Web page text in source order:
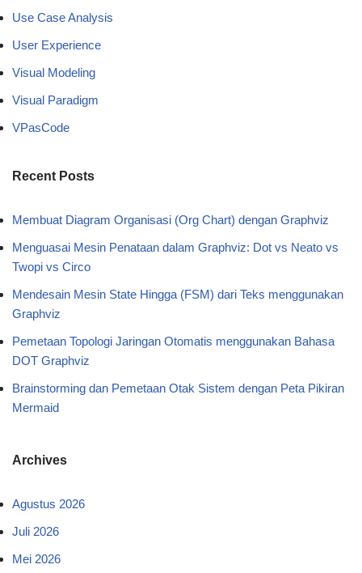
Use Case Analysis
User Experience
Visual Modeling
Visual Paradigm
VPasCode
Recent Posts
Membuat Diagram Organisasi (Org Chart) dengan Graphviz
Menguasai Mesin Penataan dalam Graphviz: Dot vs Neato vs
Twopi vs Circo
Mendesain Mesin State Hingga (FSM) dari Teks menggunakan
Graphviz
Pemetaan Topologi Jaringan Otomatis menggunakan Bahasa
DOT Graphviz
Brainstorming dan Pemetaan Otak Sistem dengan Peta Pikiran
Mermaid
Archives
Agustus 2026
Juli 2026
Mei 2026